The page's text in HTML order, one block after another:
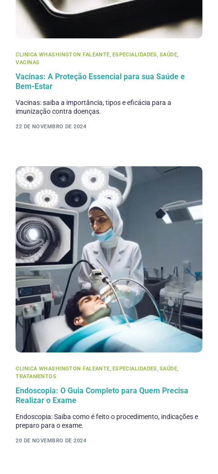
CLINICA WHASHINGTON FALEANTE, ESPECIALIDADES, SAÚDE,
VACINAS
Vacinas: A Proteção Essencial para sua Saúde e
Bem-Estar
Vacinas: saiba a importância, tipos e eficácia para a
imunização contra doenças.
22 DE NOVEMBRO DE 2024
CLINICA WHASHINGTON FALEANTE, ESPECIALIDADES, SAÚDE,
TRATAMENTOS
Endoscopia: O Guia Completo para Quem Precisa
Realizar o Exame
Endoscopia: Saiba como é feito o procedimento, indicações e
preparo para o exame.
20 DE NOVEMBRO DE 2024